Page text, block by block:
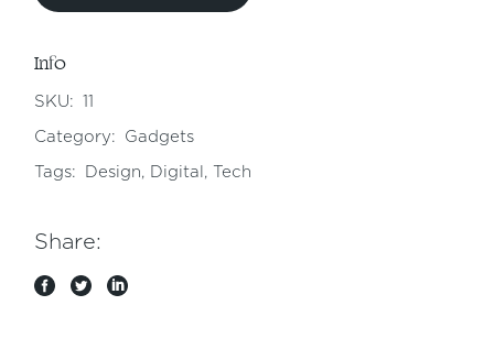
Info
SKU: 11
Category: Gadgets
Tags: Design, Digital , Tech
Share: